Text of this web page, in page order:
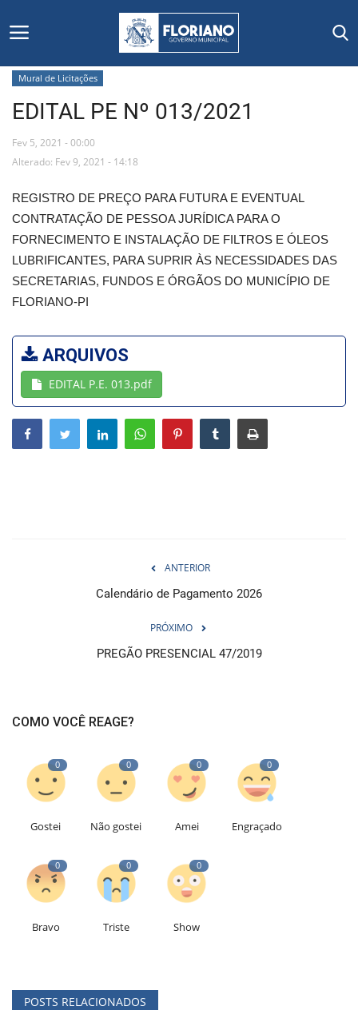
Início
Editais
Floriano
Secretarias e Órgãos
Mural de Licitações
Vídeos
Webmail
Contato
Mural de Licitações
EDITAL PE Nº 013/2021
Fev 5, 2021 - 00:00
Alterado: Fev 9, 2021 - 14:18
REGISTRO DE PREÇO PARA FUTURA E EVENTUAL
CONTRATAÇÃO DE PESSOA JURÍDICA PARA O
FORNECIMENTO E INSTALAÇÃO DE FILTROS E ÓLEOS
LUBRIFICANTES, PARA SUPRIR ÀS NECESSIDADES DAS
SECRETARIAS, FUNDOS E ÓRGÃOS DO MUNICÍPIO DE
FLORIANO-PI
ARQUIVOS
EDITAL P.E. 013.pdf
ANTERIOR
Calendário de Pagamento 2026
PRÓXIMO
PREGÃO PRESENCIAL 47/2019
COMO VOCÊ REAGE?
0
Gostei
0
Não gostei
0
Amei
0
Engraçado
0
Bravo
0
Triste
0
Show
POSTS RELACIONADOS